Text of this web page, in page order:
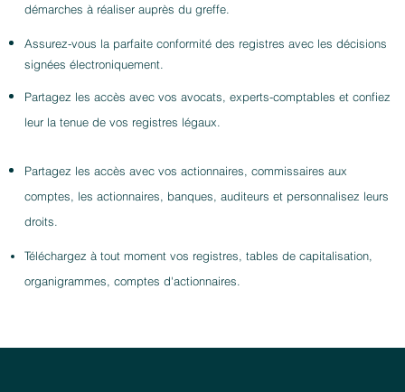
démarches à réaliser auprès du greffe.
Assurez-vous la parfaite conformité des registres avec les décisions
signées électroniquement.
Partagez les accès avec vos avocats, experts-comptables et confiez
leur la tenue de vos registres légaux.
Partagez les accès avec vos actionnaires, commissaires aux
comptes, les actionnaires, banques, auditeurs et personnalisez leurs
droits.
Téléchargez à tout moment vos registres, tables de capitalisation,
organigrammes, comptes d'actionnaires.